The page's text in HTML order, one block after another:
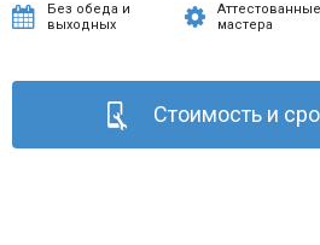
Без обеда и
выходных
Аттестованные
мастера
Стоимость и